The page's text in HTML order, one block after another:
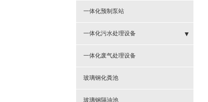
一体化预制泵站
一体化污水处理设备
- 槟榔、制药、橡胶污水处理
- 餐饮污水处理
- 城镇污水处理
一体化废气处理设备
玻璃钢化粪池
玻璃钢隔油池